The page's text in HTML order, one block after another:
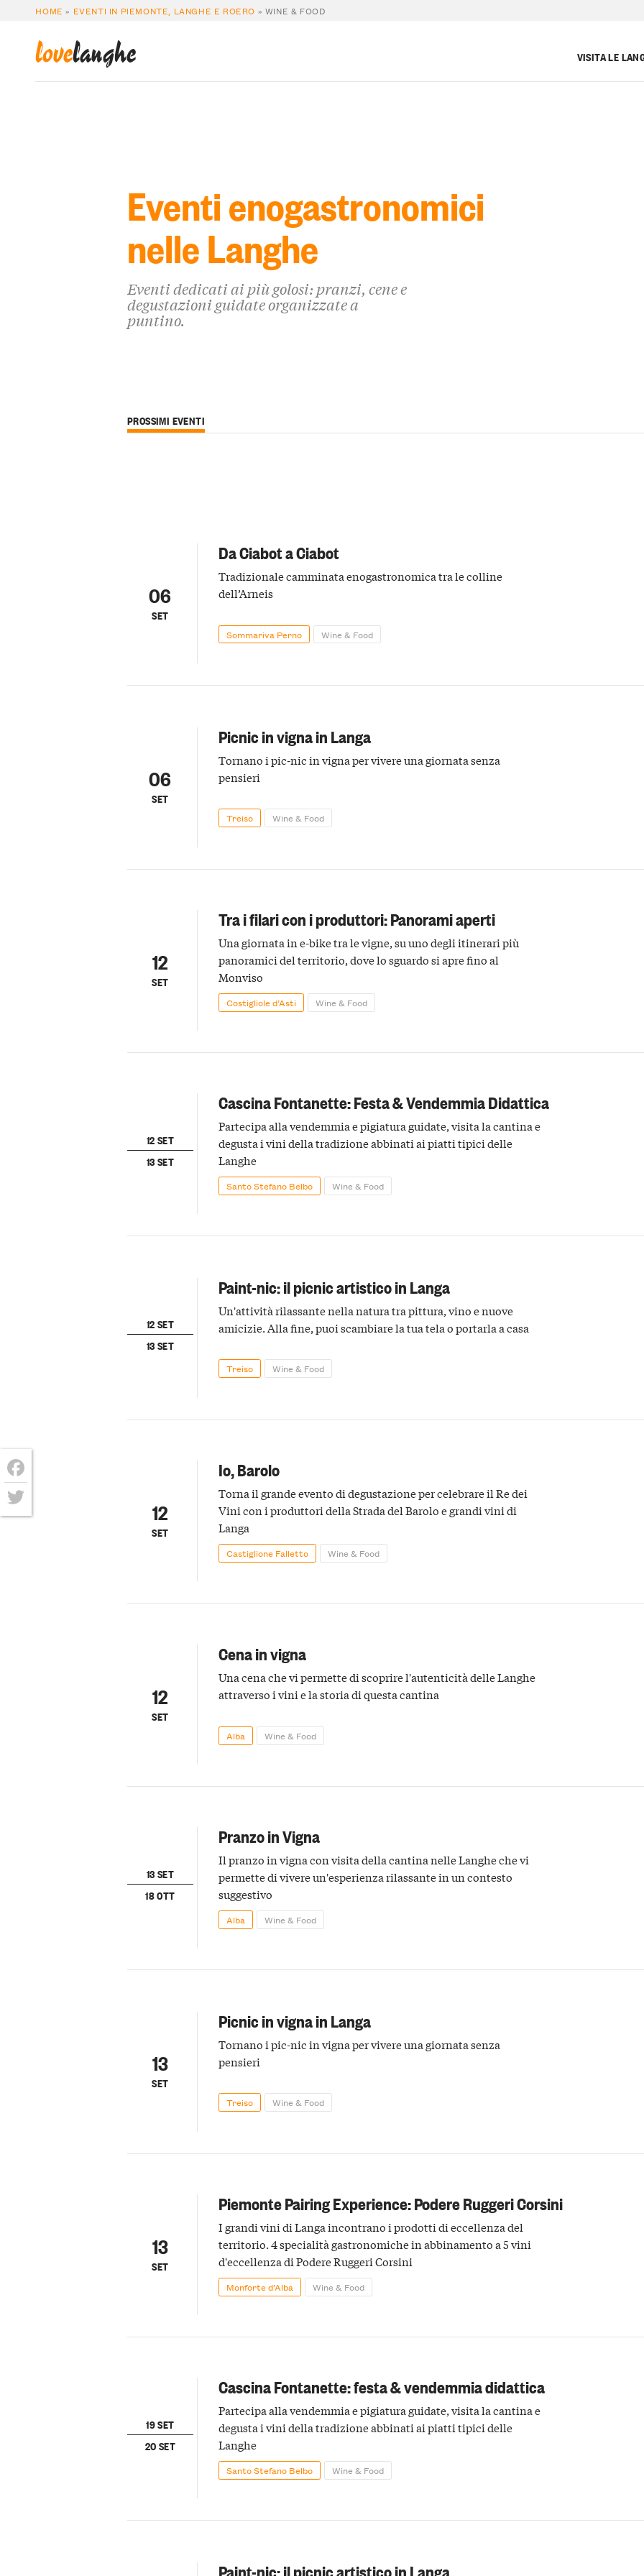
HOME » EVENTI IN PIEMONTE, LANGHE E ROERO » WINE & FOOD
lovelanghe VISITA LE
Eventi enogastronomici
nelle Langhe
Eventi dedicati ai più golosi: pranzi, cene e
degustazioni guidate organizzate a
puntino.
PROSSIMI EVENTI
06
SET
Da Ciabot a Ciabot
Tradizionale camminata enogastronomica tra le colline
dell’Arneis
Sommariva Perno Wine & Food
06
SET
Picnic in vigna in Langa
Tornano i pic-nic in vigna per vivere una giornata senza
pensieri
Treiso Wine & Food
12
SET
Tra i filari con i produttori: Panorami aperti
Una giornata in e-bike tra le vigne, su uno degli itinerari più
panoramici del territorio, dove lo sguardo si apre fino al
Monviso
Costigliole d’Asti Wine & Food
12 SET
13 SET
Cascina Fontanette: Festa & Vendemmia Didattica
Partecipa alla vendemmia e pigiatura guidate, visita la cantina e
degusta i vini della tradizione abbinati ai piatti tipici delle
Langhe
Santo Stefano Belbo Wine & Food
12 SET
13 SET
Paint-nic: il picnic artistico in Langa
Un'attività rilassante nella natura tra pittura, vino e nuove
amicizie. Alla fine, puoi scambiare la tua tela o portarla a casa
Treiso Wine & Food
12
SET
Io, Barolo
Torna il grande evento di degustazione per celebrare il Re dei
Vini con i produttori della Strada del Barolo e grandi vini di
Langa
Castiglione Falletto Wine & Food
12
SET
Cena in vigna
Una cena che vi permette di scoprire l'autenticità delle Langhe
attraverso i vini e la storia di questa cantina
Alba Wine & Food
13 SET
18 OTT
Pranzo in Vigna
Il pranzo in vigna con visita della cantina nelle Langhe che vi
permette di vivere un'esperienza rilassante in un contesto
suggestivo
Alba Wine & Food
13
SET
Picnic in vigna in Langa
Tornano i pic-nic in vigna per vivere una giornata senza
pensieri
Treiso Wine & Food
13
SET
Piemonte Pairing Experience: Podere Ruggeri Corsini
I grandi vini di Langa incontrano i prodotti di eccellenza del
territorio. 4 specialità gastronomiche in abbinamento a 5 vini
d'eccellenza di Podere Ruggeri Corsini
Monforte d’Alba Wine & Food
19 SET
20 SET
Cascina Fontanette: festa & vendemmia didattica
Partecipa alla vendemmia e pigiatura guidate, visita la cantina e
degusta i vini della tradizione abbinati ai piatti tipici delle
Langhe
Santo Stefano Belbo Wine & Food
Paint-nic: il picnic artistico in Langa
Facebook
Twitter